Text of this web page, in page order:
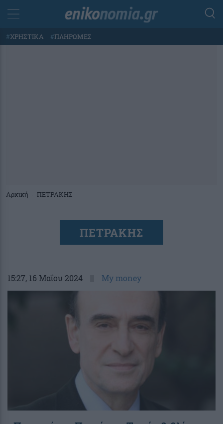
#ΧΡΗΣΤΙΚΑ #ΠΛΗΡΩΜΕΣ
Αρχική - ΠΕΤΡΑΚΗΣ
ΠΕΤΡΑΚΗΣ
15:27, 16 Μαΐου 2024 || My money